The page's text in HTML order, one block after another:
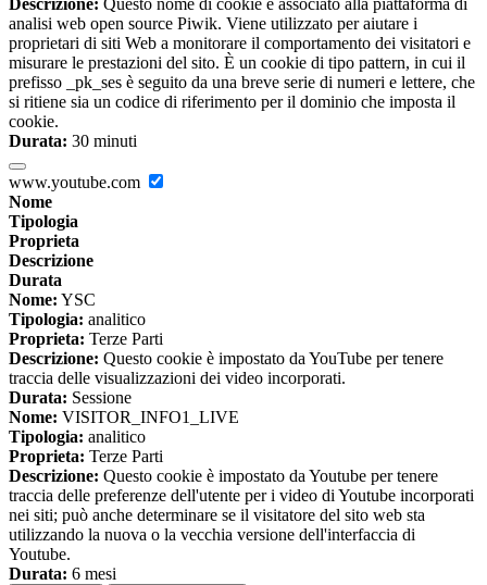
Descrizione: Questo nome di cookie è associato alla piattaforma di
analisi web open source Piwik. Viene utilizzato per aiutare i
proprietari di siti Web a monitorare il comportamento dei visitatori e
misurare le prestazioni del sito. È un cookie di tipo pattern, in cui il
prefisso _pk_ses è seguito da una breve serie di numeri e lettere, che
si ritiene sia un codice di riferimento per il dominio che imposta il
cookie.
Durata: 30 minuti
www.youtube.com
Nome
Tipologia
Proprieta
Descrizione
Durata
Nome: YSC
Tipologia: analitico
Proprieta: Terze Parti
Descrizione: Questo cookie è impostato da YouTube per tenere
traccia delle visualizzazioni dei video incorporati.
Durata: Sessione
Nome: VISITOR_INFO1_LIVE
Tipologia: analitico
Proprieta: Terze Parti
Descrizione: Questo cookie è impostato da Youtube per tenere
traccia delle preferenze dell'utente per i video di Youtube incorporati
nei siti; può anche determinare se il visitatore del sito web sta
utilizzando la nuova o la vecchia versione dell'interfaccia di
Youtube.
Durata: 6 mesi